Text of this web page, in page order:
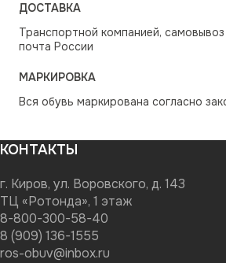
ДОСТАВКА
Транспортной компанией,
почта России
МАРКИРОВКА
Вся обувь маркирована согласно
КОНТАКТЫ
г. Киров, ул. Воровского, д. 143
ТЦ «Ротонда», 1 этаж
8-800-300-58-40
8 (909) 136-1555
ros-obuv@inbox.ru